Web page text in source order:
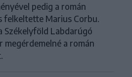
pedig a román
Marius Corbu.
Székelyföld Labdarúgó
megérdemelné a román